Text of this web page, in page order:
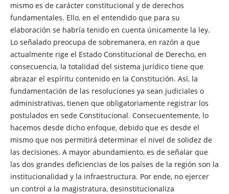
mismo es de carácter constitucional y de derechos
fundamentales. Ello, en el entendido que para su
elaboración se habría tenido en cuenta únicamente la ley.
Lo señalado preocupa de sobremanera, en razón a que
actualmente rige el Estado Constitucional de Derecho, en
consecuencia, la totalidad del sistema jurídico tiene que
abrazar el espíritu contenido en la Constitución. Así, la
fundamentación de las resoluciones ya sean judiciales o
administrativas, tienen que obligatoriamente registrar los
postulados en sede Constitucional. Consecuentemente, lo
hacemos desde dicho enfoque, debido que es desde el
mismo que nos permitirá determinar el nivel de solidez de
las decisiones. A mayor abundamiento, es de señalar que
las dos grandes deficiencias de los países de la región son la
institucionalidad y la infraestructura. Por ende, no ejercer
un control a la magistratura, desinstitucionaliza